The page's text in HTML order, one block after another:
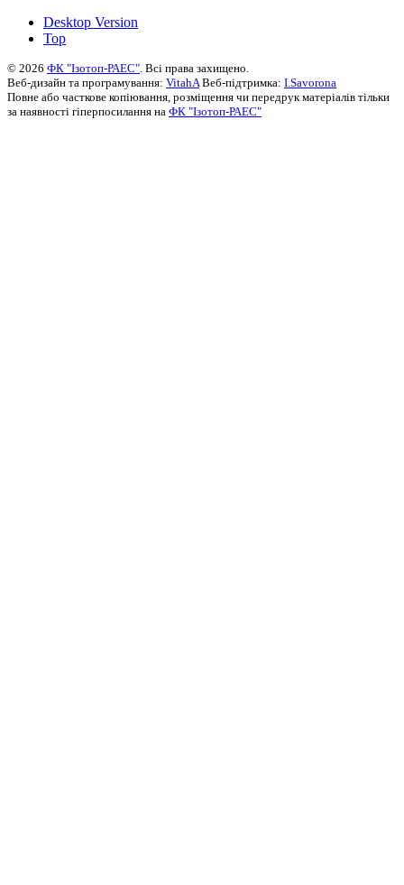
Desktop Version
Top
© 2026 ФК "Ізотоп-РАЕС" . Всі права захищено.
Веб-дизайн та програмування: VitahA Веб-підтримка: I.Savorona
Повне або часткове копіювання, розміщення чи передрук матеріалів тільки
за наявності гіперпосилання на ФК "Ізотоп-РАЕС"